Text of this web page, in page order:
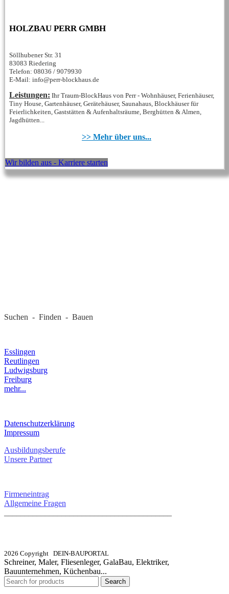
HOLZBAU PERR GMBH
Söllhubener Str. 31
83083 Riedering
Telefon: 08036 / 9079930
E-Mail: info@perr-blockhaus.de
Leistungen: Ihr Traum-BlockHaus von Perr - Wohnhäuser, Ferienhäuser,
Tiny House, Gartenhäuser, Gerätehäuser, Saunahaus, Blockhäuser für
Feierlichkeiten, Gaststätten & Aufenhaltsräume, Berghütten & Almen,
Jagdhütten...
>> Mehr über uns...
Wir bilden aus - Karriere starten
Suchen - Finden - Bauen
Esslingen
Reutlingen
Ludwigsburg
Freiburg
mehr...
Datenschutzerklärung
Impressum
Ausbildungsberufe
Unsere Partner
Firmeneintrag
Allgemeine Fragen
2026 Copyright DEIN-BAUPORTAL
Schreiner, Maler, Fliesenleger, GalaBau, Elektriker,
Bauunternehmen, Küchenbau...
Search